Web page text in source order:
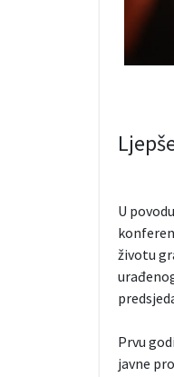
U
životu
Prvu
javne